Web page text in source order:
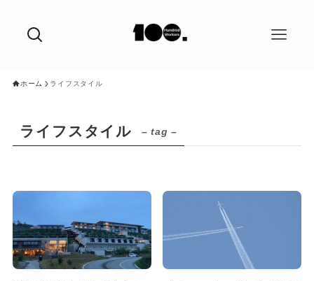
ホーム ライフスタイル
ライフスタイル – tag –